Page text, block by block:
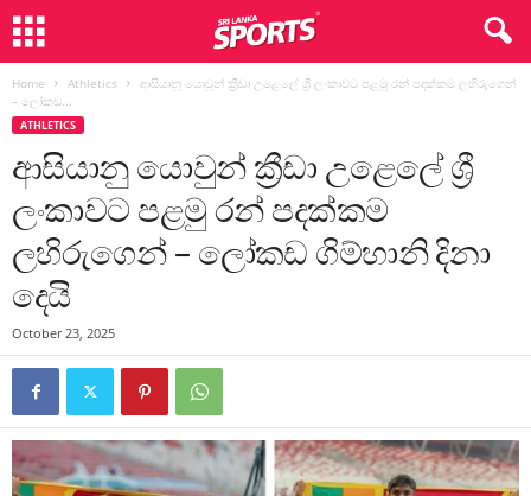
Home Athletics
ආසියානු යොවුන් ක්‍රීඩා උළෙලේ ශ්‍රී ලංකාවට පළමු රන් පදක්කම ලහිරුගෙන්
– ලෝකඩ...
ATHLETICS
ආසියානු යොවුන් ක්‍රීඩා උළෙලේ ශ්‍රී
ලංකාවට පළමු රන් පදක්කම
ලහිරුගෙන් – ලෝකඩ ගිම්හානි දිනා
දෙයි
October 23, 2025